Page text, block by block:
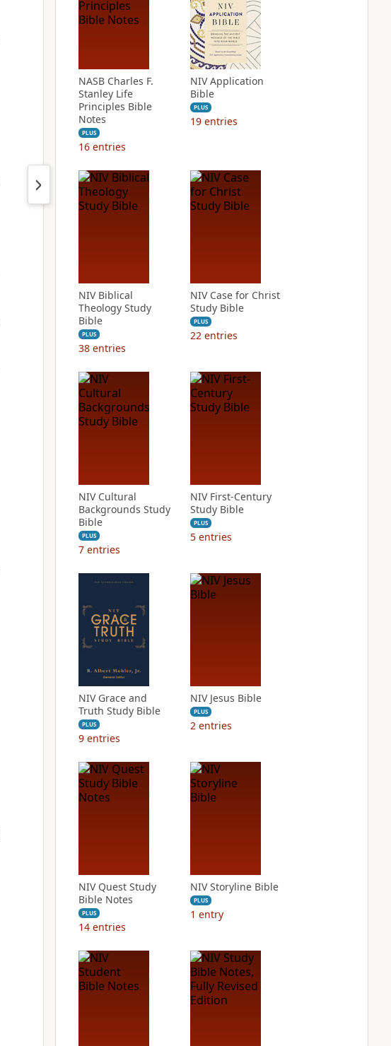
NASB Charles F.
Stanley Life
Principles Bible
Notes
PLUS
16 entries
NIV Application
Bible
PLUS
19 entries
NIV Biblical
Theology Study
Bible
PLUS
38 entries
NIV Case for Christ
Study Bible
PLUS
22 entries
NIV Cultural
Backgrounds Study
Bible
PLUS
7 entries
NIV First-Century
Study Bible
PLUS
5 entries
NIV Grace and
Truth Study Bible
PLUS
9 entries
NIV Jesus Bible
PLUS
2 entries
NIV Quest Study
Bible Notes
PLUS
14 entries
NIV Storyline Bible
PLUS
1 entry